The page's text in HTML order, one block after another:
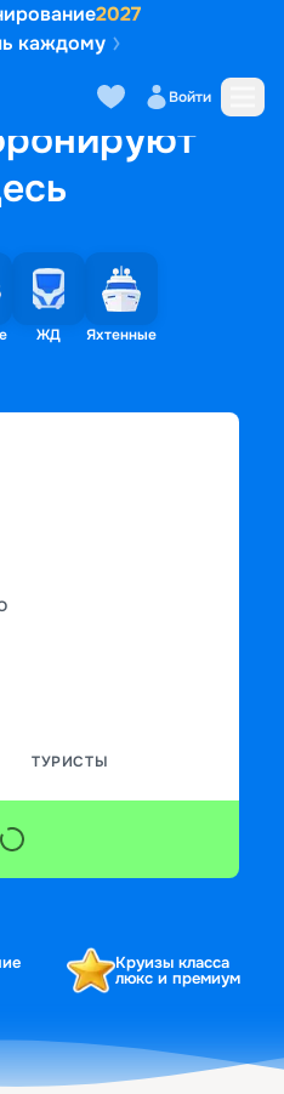
2027
каждому
Войти
ЖД Яхтенные
ТУРИСТЫ
Круизы класса
люкс и премиум